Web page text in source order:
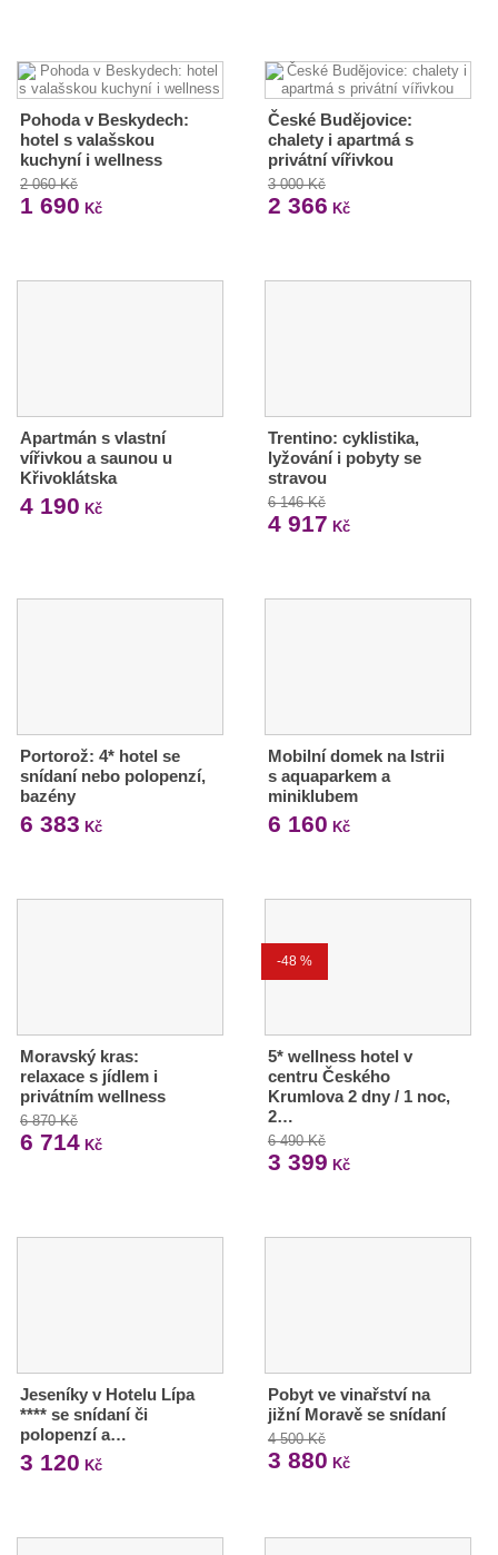
Pohoda v Beskydech:
hotel s valašskou
kuchyní i wellness
2 060 Kč
1 690 Kč
České Budějovice:
chalety i apartmá s
privátní vířivkou
3 000 Kč
2 366 Kč
Apartmán s vlastní
vířivkou a saunou u
Křivoklátska
4 190 Kč
Trentino: cyklistika,
lyžování i pobyty se
stravou
6 146 Kč
4 917 Kč
Portorož: 4* hotel se
snídaní nebo polopenzí,
bazény
6 383 Kč
Mobilní domek na Istrii
s aquaparkem a
miniklubem
6 160 Kč
Moravský kras:
relaxace s jídlem i
privátním wellness
6 870 Kč
6 714 Kč
-48 %
5* wellness hotel v
centru Českého
Krumlova 2 dny / 1 noc,
2…
6 490 Kč
3 399 Kč
Jeseníky v Hotelu Lípa
**** se snídaní či
polopenzí a…
3 120 Kč
Pobyt ve vinařství na
jižní Moravě se snídaní
4 500 Kč
3 880 Kč